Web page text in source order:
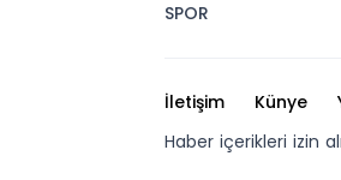
SPOR
İletişim Künye
Haber içerikleri izin